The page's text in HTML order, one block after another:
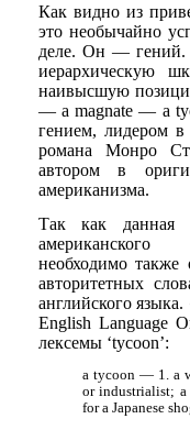
Как видно из
это необычайно
деле. Он — гений.
иерархическую
наивысшую
— a magnate — a
гением, лидером
романа Монро
автором в
американизма.
Так как данная
американского
необходимо также
авторитетных
английского
English Language
лексемы ‘tycoon’:
a tycoon — 1. a
or industrialist; a
for a Japanese